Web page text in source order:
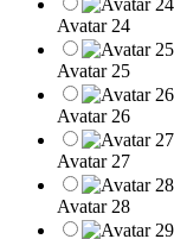
Avatar 24
Avatar 25
Avatar 26
Avatar 27
Avatar 28